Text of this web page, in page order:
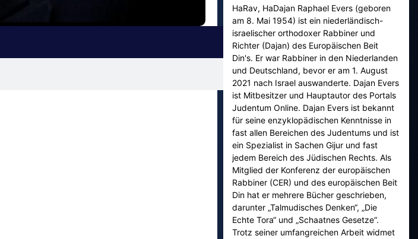
HaRav, HaDajan Raphael Evers (geboren
am 8. Mai 1954) ist ein niederländisch-
israelischer orthodoxer Rabbiner und
Richter (Dajan) des Europäischen Beit
Din's. Er war Rabbiner in den Niederlanden
und Deutschland, bevor er am 1. August
2021 nach Israel auswanderte. Dajan Evers
ist Mitbesitzer und Hauptautor des Portals
Judentum Online. Dajan Evers ist bekannt
für seine enzyklopädischen Kenntnisse in
fast allen Bereichen des Judentums und ist
ein Spezialist in Sachen Gijur und fast
jedem Bereich des Jüdischen Rechts. Als
Mitglied der Konferenz der europäischen
Rabbiner (CER) und des europäischen Beit
Din hat er mehrere Bücher geschrieben,
darunter „Talmudisches Denken“, „Die
Echte Tora“ und „Schaatnes Gesetze“.
Trotz seiner umfangreichen Arbeit widmet